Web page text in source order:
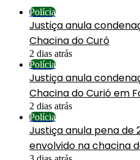
Polícia
Justiça anula
Chacina do Curó
2 dias atrás
Polícia
Justiça anula
Chacina do Curió em
2 dias atrás
Polícia
Justiça anula pena de
envolvido na chacina